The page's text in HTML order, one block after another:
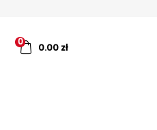
0 0.00 zł